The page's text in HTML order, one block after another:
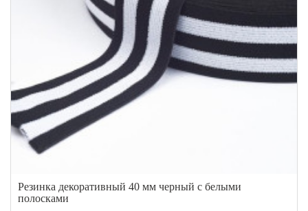
Резинка декоративный 40 мм черный с белыми
полосками